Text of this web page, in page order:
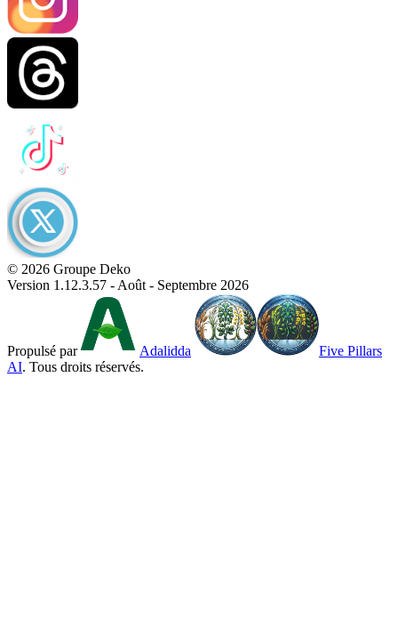
© 2026 Groupe Deko
Version 1.12.3.57 - Août - Septembre 2026
Propulsé par Adalidda
Five Pillars
AI. Tous droits réservés.